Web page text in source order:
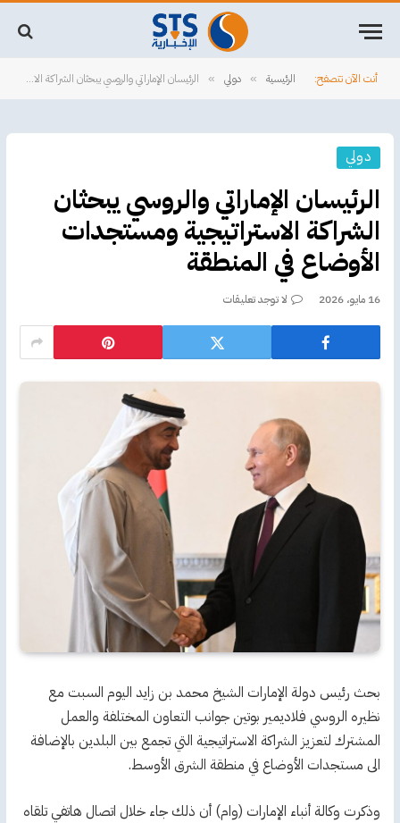
أنت الآن تتصفح: الرئيسية » دولي » الرئيسان الإماراتي والروسي يبحثان الشراكة الاستراتيجية ومستجدات الأوضاع في المنطقة
دولي
الرئيسان الإماراتي والروسي يبحثان
الشراكة الاستراتيجية ومستجدات
الأوضاع في المنطقة
16 مايو، 2026 لا توجد تعليقات
بحث رئيس دولة الإمارات الشيخ محمد بن زايد اليوم السبت مع
نظيره الروسي فلاديمير بوتين جوانب التعاون المختلفة والعمل
المشترك لتعزيز الشراكة الاستراتيجية التي تجمع بين البلدين بالإضافة
الى مستجدات الأوضاع في منطقة الشرق الأوسط.
وذكرت وكالة أنباء الإمارات (وام) أن ذلك جاء خلال اتصال هاتفي تلقاه